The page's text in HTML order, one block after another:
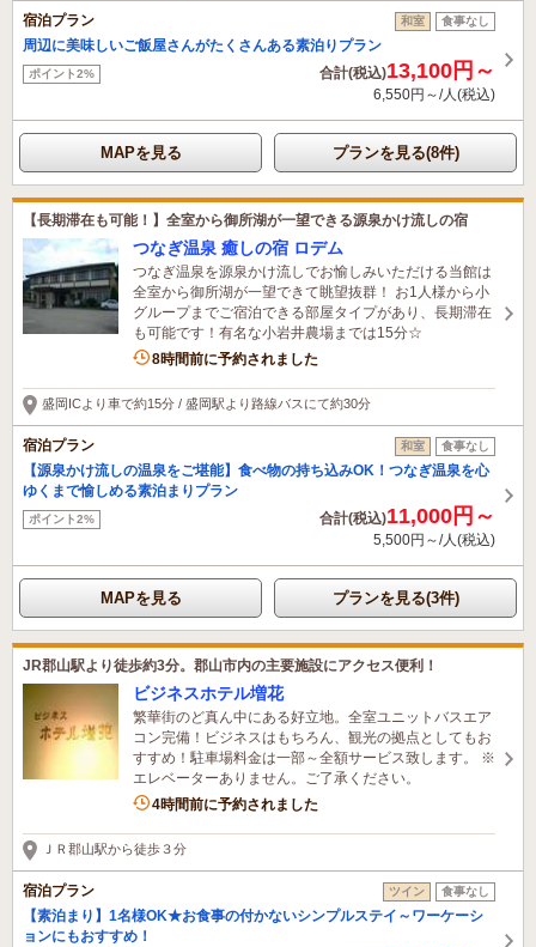
宿泊プラン 和室 食事なし
周辺に美味しいご飯屋さんがたくさんある素泊りプラン
ポイント2% 合計(税込)13,100円～
6,550円～/人(税込)
MAPを見る プランを見る(8件)
【長期滞在も可能！】全室から御所湖が一望できる源泉かけ流しの宿
つなぎ温泉 癒しの宿 ロデム
つなぎ温泉を源泉かけ流しでお愉しみいただける当館は
全室から御所湖が一望できて眺望抜群！ お1人様から小
グループまでご宿泊できる部屋タイプがあり、長期滞在
も可能です！有名な小岩井農場までは15分☆
1名がこの宿を見ています
8時間前に予約されました
盛岡ICより車で約15分 / 盛岡駅より路線バスにて約30分
宿泊プラン 和室 食事なし
【源泉かけ流しの温泉をご堪能】食べ物の持ち込みOK！つなぎ温泉を心
ゆくまで愉しめる素泊まりプラン
ポイント2% 合計(税込)11,000円～
5,500円～/人(税込)
MAPを見る プランを見る(3件)
JR郡山駅より徒歩約3分。郡山市内の主要施設にアクセス便利！
ビジネスホテル増花
繁華街のど真ん中にある好立地。全室ユニットバスエア
コン完備！ビジネスはもちろん、観光の拠点としてもお
すすめ！駐車場料金は一部～全額サービス致します。 ※
エレベーターありません。ご了承ください。
2名がこの宿を見ています
4時間前に予約されました
ＪＲ郡山駅から徒歩３分
宿泊プラン ツイン 食事なし
【素泊まり】1名様OK★お食事の付かないシンプルステイ～ワーケーシ
ョンにもおすすめ！